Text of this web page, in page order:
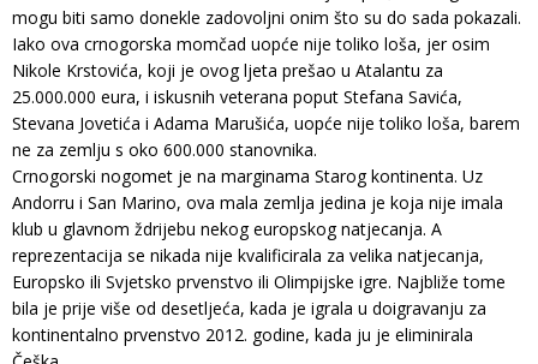
mogu biti samo donekle zadovoljni onim što su do sada pokazali.
Iako ova crnogorska momčad uopće nije toliko loša, jer osim
Nikole Krstovića, koji je ovog ljeta prešao u Atalantu za
25.000.000 eura, i iskusnih veterana poput Stefana Savića,
Stevana Jovetića i Adama Marušića, uopće nije toliko loša, barem
ne za zemlju s oko 600.000 stanovnika.
Crnogorski nogomet je na marginama Starog kontinenta. Uz
Andorru i San Marino, ova mala zemlja jedina je koja nije imala
klub u glavnom ždrijebu nekog europskog natjecanja. A
reprezentacija se nikada nije kvalificirala za velika natjecanja,
Europsko ili Svjetsko prvenstvo ili Olimpijske igre. Najbliže tome
bila je prije više od desetljeća, kada je igrala u doigravanju za
kontinentalno prvenstvo 2012. godine, kada ju je eliminirala